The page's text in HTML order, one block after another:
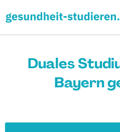
Duales
Bayern